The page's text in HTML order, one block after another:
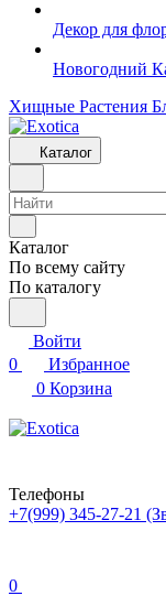
Декор для
Новогодний
Хищные Растения
Каталог
Каталог
По всему сайту
По каталогу
Войти
0
Избранное
0 Корзина
Телефоны
+7(999) 345-27-21
0